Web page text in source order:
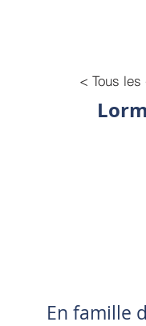
< Tous les
En famille